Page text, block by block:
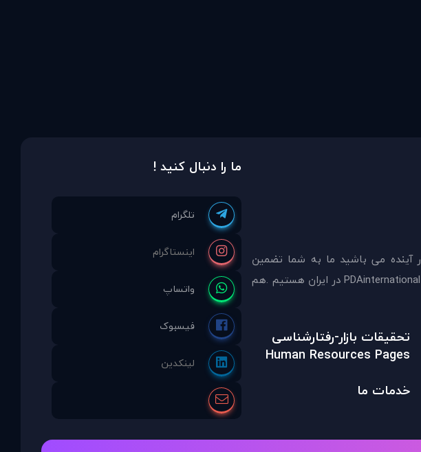
آینده می باشید ما به شما تضمين
ميدهيم که اکنون بهترين گزينه را برای سنجش و دريافت مشاوره انتخاب نموده ايد ما نماینده انحصاری PDAinternational در ایران هستیم .هم
تحقیقات بازار-رفتارشناسی
Human Resources Pages
خدمات ما
ما را دنبال کنید !